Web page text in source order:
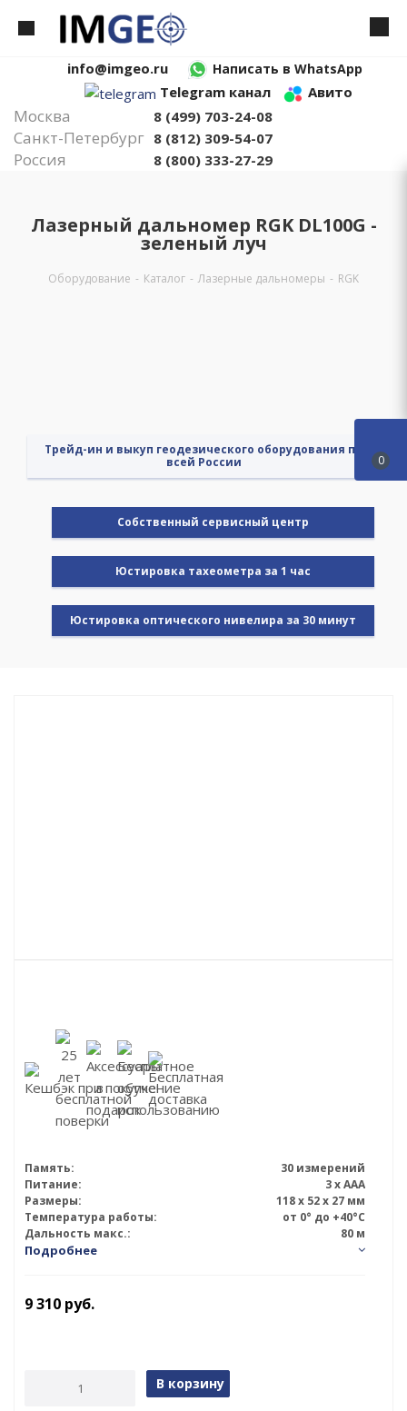
info@imgeo.ru Написать в WhatsApp
Telegram канал Авито
Москва 8 (499) 703-24-08
Санкт-Петербург 8 (812) 309-54-07
Россия 8 (800) 333-27-29
Лазерный дальномер RGK DL100G -
зеленый луч
Оборудование - Каталог - Лазерные дальномеры - RGK
Трейд-ин и выкуп геодезического оборудования по
всей России
Cобственный сервисный центр
Юстировка тахеометра за 1 час
Юстировка оптического нивелира за 30 минут
Память:
30 измерений
Питание:
3 x AAA
Размеры:
118 х 52 х 27 мм
Температура работы:
от 0° до +40°С
Дальность макс.:
80 м
Подробнее
9 310 руб.
В корзину
0